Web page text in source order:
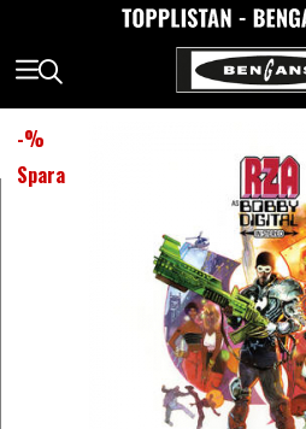
-%
Spara